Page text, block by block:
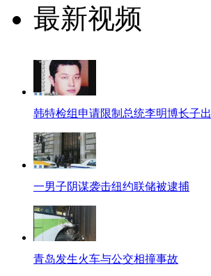
最新视频
韩特检组申请限制总统李明博长子
一男子阴谋袭击纽约联储被逮捕
青岛发生火车与公交相撞事故